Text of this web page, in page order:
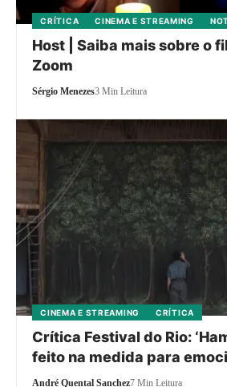
CRÍTICA CINEMA E STREAMING
Host | Saiba mais sobre o
Zoom
Sérgio Menezes3 Min Leitura
CINEMA E STREAMING CRÍTICA
Crítica Festival do Rio:
feito na medida para
André Quental Sanchez7 Min Leitura